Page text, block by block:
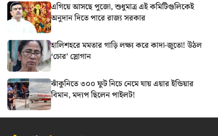
এগিয়ে আসছে পুজো, শুধুমাত্র এই কমিটিগুলিকেই
অনুদান দিতে পারে রাজ্য সরকার
হালিশহরে মমতার গাড়ি লক্ষ্য করে কাদা-জুতো! উঠল
‘চোর’ স্লোগান
ঝাঁকুনিতে ৩০০ ফুট নিচে নেমে যায় এয়ার ইন্ডিয়ার
বিমান, মদ্যপ ছিলেন পাইলট!